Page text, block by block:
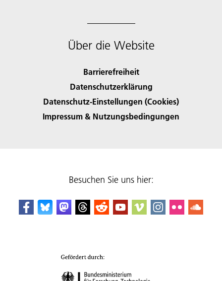
Über die Website
Barrierefreiheit
Datenschutzerklärung
Datenschutz-Einstellungen (Cookies)
Impressum & Nutzungsbedingungen
Besuchen Sie uns hier: